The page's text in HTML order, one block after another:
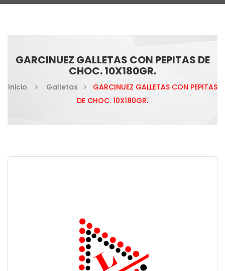
GARCINUEZ GALLETAS CON PEPITAS DE
CHOC. 10X180GR.
Inicio Galletas
GARCINUEZ GALLETAS CON PEPITAS
DE CHOC. 10X180GR.